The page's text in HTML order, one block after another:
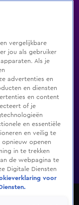
Genres
Bondgenoten
vergelijkbare
jou als gebruiker
Als je
advertenties en
en diensten
en content
of je
en essentiële
en veilig te
opnieuw openen
in te trekken
de webpagina te
Digitale Diensten
voor